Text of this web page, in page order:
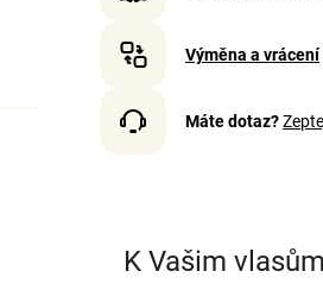
Výměna a vrácení
Máte dotaz?
K Vašim